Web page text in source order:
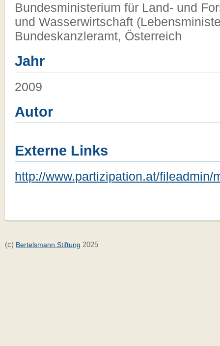
Bundesministerium für Land- und
und Wasserwirtschaft
Bundeskanzleramt, Österreich
Jahr
2009
Autor
Externe Links
http://www.partizipation.at/
(c) Bertelsmann Stiftung 2025